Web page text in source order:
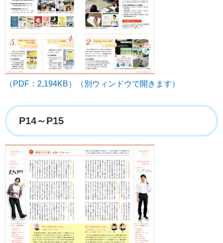
（PDF：2,194KB）（別ウィンドウで開きます）
P14～P15